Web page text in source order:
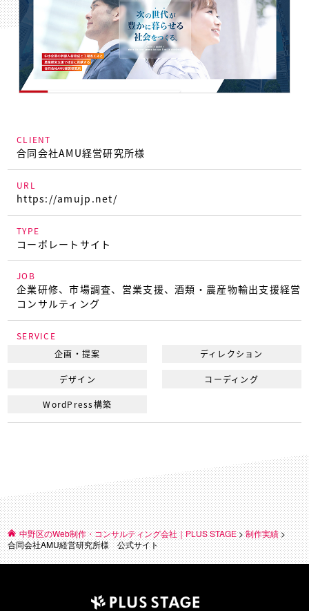
CLIENT
合同会社AMU経営研究所様
URL
https://amujp.net/
TYPE
コーポレートサイト
JOB
企業研修、市場調査、営業支援、酒類・農産物輸出支援経営
コンサルティング
SERVICE
企画・提案
ディレクション
デザイン コーディング
WordPress構築
中野区のWeb制作・コンサルティング会社｜PLUS STAGE>制作実績>
合同会社AMU経営研究所様 公式サイト